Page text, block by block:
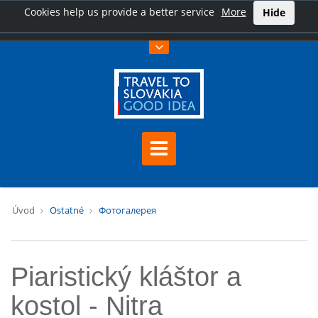
Cookies help us provide a better service More Hide
Úvod Ostatné Фотогалерея
Piaristický kláštor a
kostol - Nitra